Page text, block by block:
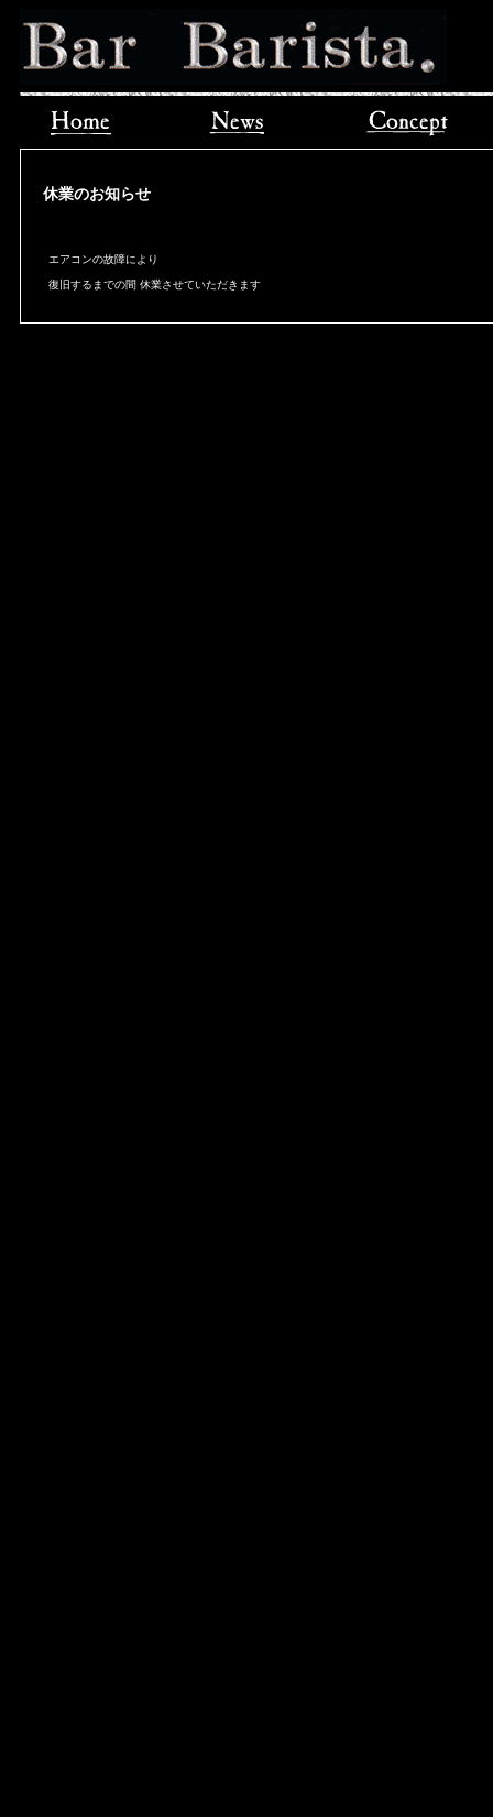
休業のお知らせ
エアコンの故障により
復旧するまでの間 休業させていただきます